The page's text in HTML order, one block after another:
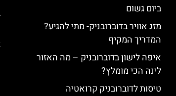
ביום גשום
מזג אוויר בדוברובניק- מתי להגיע?
המדריך המקיף
איפה לישון בדוברובניק – מה האזור
לינה הכי מומלץ?
טיסות לדוברובניק קרואטיה